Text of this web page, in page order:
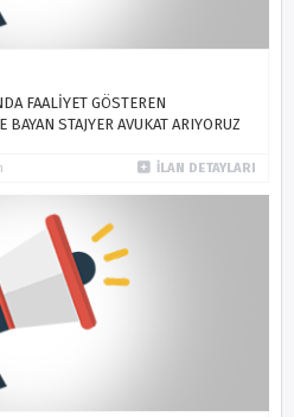
FAALİYET GÖSTEREN
STAJYER AVUKAT ARIYORUZ
İLAN DETAYLARI